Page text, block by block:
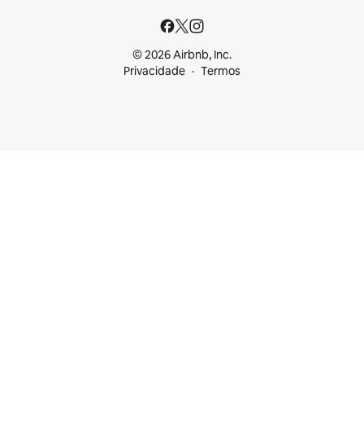
© 2026 Airbnb, Inc.
Privacidade
Termos